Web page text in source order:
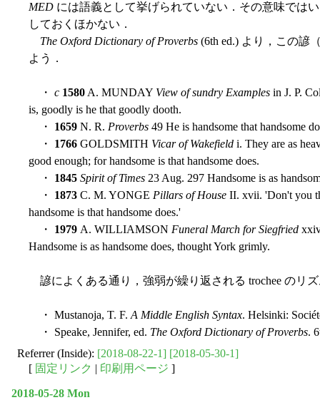
MED には語義として挙げられていない．その意味では
しておくほかない．
The Oxford Dictionary of Proverbs (6th ed.) より，この諺
よう．
・ c 1580A. MUNDAY View of sundry Examples in J. P.
is, goodly is he that goodly dooth.
・ 1659 N. R. Proverbs 49 He is handsome that handsome
・ 1766 GOLDSMITH Vicar of Wakefield i. They are as
good enough; for handsome is that handsome does.
・ 1845 Spirit of Times 23 Aug. 297 Handsome is as
・ 1873 C. M. YONGE Pillars of House II. xvii. 'Don't you
handsome is that handsome does.'
・ 1979 A. WILLIAMSON Funeral March for Siegfried
Handsome is as handsome does, thought York grimly.
諺によくある通り，強弱が繰り返される trochee のリ
・ Mustanoja, T. F.A Middle English Syntax. Helsinki:
・ Speake, Jennifer, ed. The Oxford Dictionary of Proverbs.
Referrer (Inside): [2018-08-22-1] [2018-05-30-1]
[ 固定リンク | 印刷用ページ ]
2018-05-28 Mon